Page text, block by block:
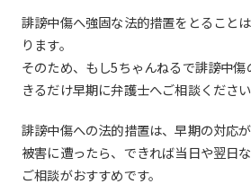
誹謗中傷へ強固な法的措置をとること
ります。
そのため、もし5ちゃんねるで誹謗中
きるだけ早期に弁護士へご相談ください
誹謗中傷への法的措置は、早期の対応が
被害に遭ったら、できれば当日や翌日
ご相談がおすすめです。